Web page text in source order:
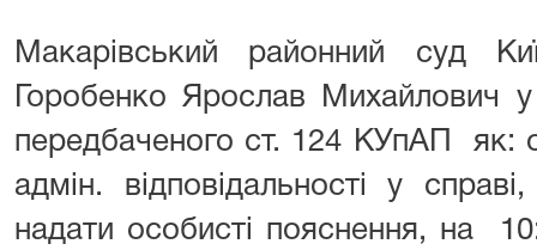
Макарівський районний суд
Горобенко Ярослав Михайлович
передбаченого ст. 124 КУпАП як:
адмін. відповідальності у
надати особисті пояснення, на